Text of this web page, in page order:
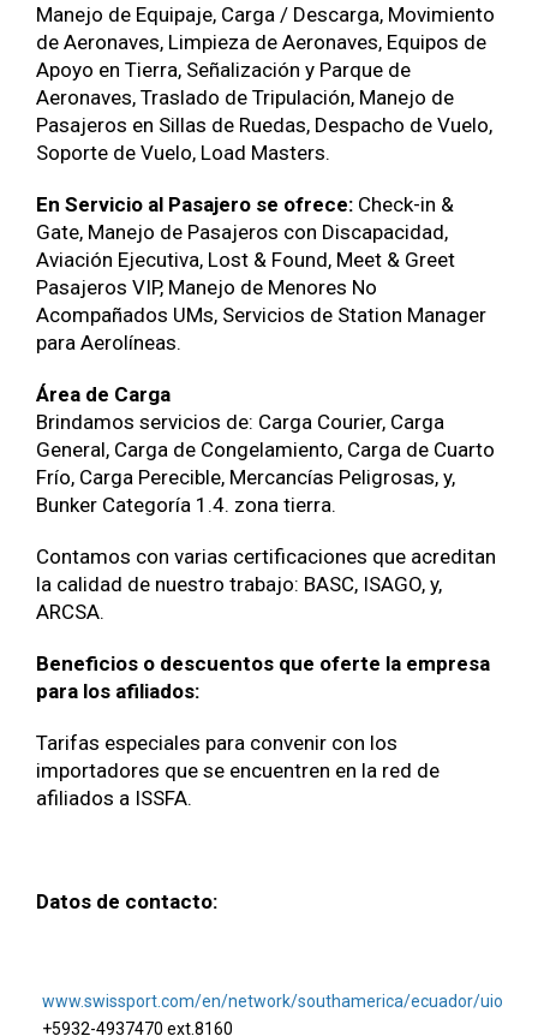
Manejo de Equipaje, Carga / Descarga, Movimiento
de Aeronaves, Limpieza de Aeronaves, Equipos de
Apoyo en Tierra, Señalización y Parque de
Aeronaves, Traslado de Tripulación, Manejo de
Pasajeros en Sillas de Ruedas, Despacho de Vuelo,
Soporte de Vuelo, Load Masters.
En Servicio al Pasajero se ofrece: Check-in &
Gate, Manejo de Pasajeros con Discapacidad,
Aviación Ejecutiva, Lost & Found, Meet & Greet
Pasajeros VIP, Manejo de Menores No
Acompañados UMs, Servicios de Station Manager
para Aerolíneas.
Área de Carga
Brindamos servicios de: Carga Courier, Carga
General, Carga de Congelamiento, Carga de Cuarto
Frío, Carga Perecible, Mercancías Peligrosas, y,
Bunker Categoría 1.4. zona tierra.
Contamos con varias certificaciones que acreditan
la calidad de nuestro trabajo: BASC, ISAGO, y,
ARCSA.
Beneficios o descuentos que oferte la empresa
para los afiliados:
Tarifas especiales para convenir con los
importadores que se encuentren en la red de
afiliados a ISSFA.
Datos de contacto:
www.swissport.com/en/network/southamerica/ecuador/uio
+5932-4937470 ext.8160